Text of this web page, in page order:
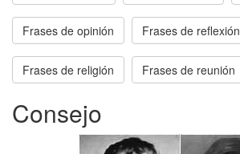
Frases de opinión Frases de reflexión
Frases de religión Frases de reunión
Consejo